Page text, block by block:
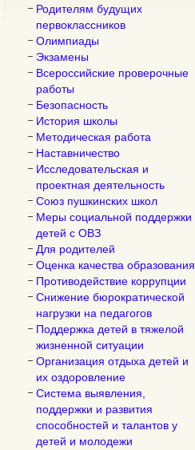
Родителям будущих
первоклассников
Олимпиады
Экзамены
Всероссийские проверочные
работы
Безопасность
История школы
Методическая работа
Наставничество
Исследовательская и
проектная деятельность
Союз пушкинских школ
Меры социальной поддержки
детей с ОВЗ
Для родителей
Оценка качества образования
Противодействие коррупции
Снижение бюрократической
нагрузки на педагогов
Поддержка детей в тяжелой
жизненной ситуации
Организация отдыха детей и
их оздоровление
Система выявления,
поддержки и развития
способностей и талантов у
детей и молодежи